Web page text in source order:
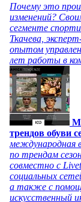
Почему это
изменений?
сегменте
Ткачева,
опытом
лет работы в
трендов обуви
международная
по трендам
совместно с
социальных
а также с
искусственный